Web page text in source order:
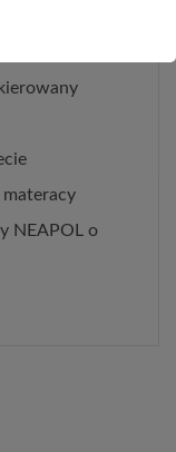
materacy
NEAPOL o